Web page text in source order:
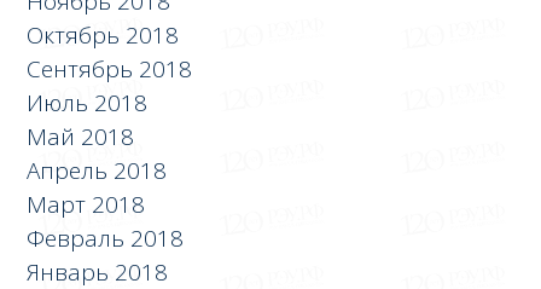
Октябрь 2018
Сентябрь 2018
Июль 2018
Май 2018
Апрель 2018
Март 2018
Февраль 2018
Январь 2018